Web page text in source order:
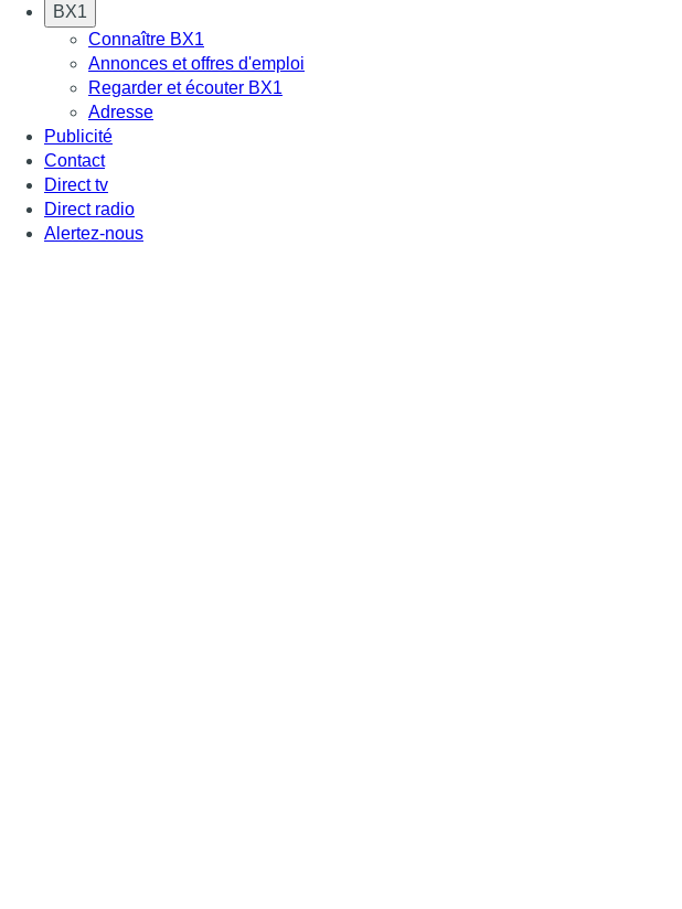
BX1
Connaître BX1
Annonces et offres d'emploi
Regarder et écouter BX1
Adresse
Publicité
Contact
Direct tv
Direct radio
Alertez-nous